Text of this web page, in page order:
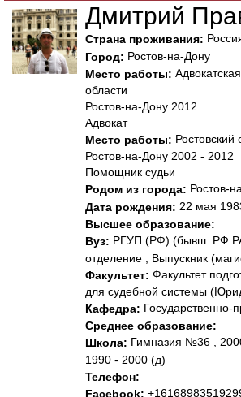
Дмитрий
Страна проживания:
Город: Ростов-на-Дону
Место работы:
области
Ростов-на-Дону 2012
Адвокат
Место работы: Ростовский
Ростов-на-Дону 2002 - 2012
Помощник судьи
Родом из города: Ростов-
Дата рождения: 22 мая
Высшее образование:
Вуз: РГУП (РФ) (бывш. РФ
отделение , Выпускник
Факультет: Факультет
для судебной системы
Кафедра: Государственно-
Среднее образование:
Школа: Гимназия №36 ,
1990 - 2000 (д)
Телефон:
Facebook: